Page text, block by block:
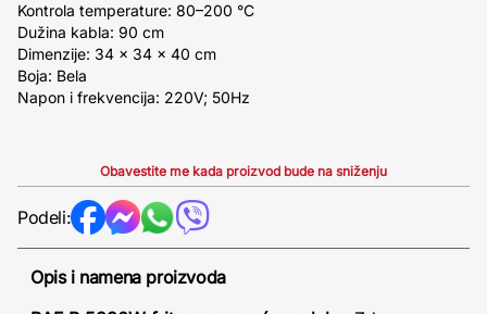
Kontrola temperature: 80–200 °C
Dužina kabla: 90 cm
Dimenzije: 34 x 34 x 40 cm
Boja: Bela
Napon i frekvencija: 220V; 50Hz
Obavestite me kada proizvod bude na sniženju
Podeli:
Opis i namena proizvoda